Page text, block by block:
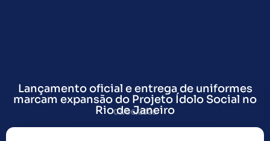
Lançamento oficial e entrega de uniformes
marcam expansão do Projeto Ídolo Social no
Rio de Janeiro
03/06/2026